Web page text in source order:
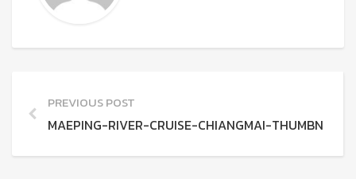
PREVIOUS POST
MAEPING-RIVER-CRUISE-CHIANGMAI-THUMBNAIL